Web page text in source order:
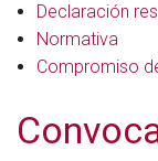
Declaración
Normativa
Compromiso